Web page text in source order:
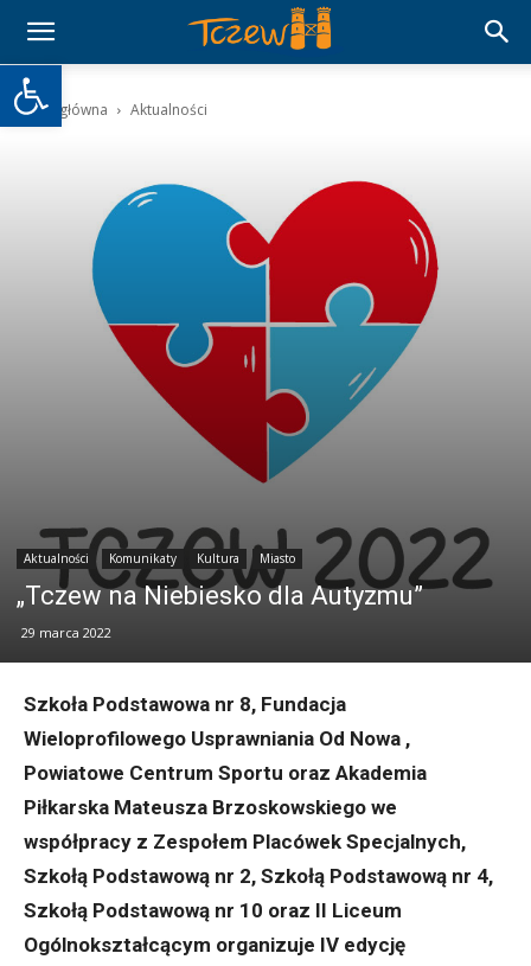
Otwórz pasek narzędzi
Strona główna Aktualności
Aktualności Komunikaty Kultura Miasto
„Tczew na Niebiesko dla Autyzmu”
29 marca 2022
Szkoła Podstawowa nr 8, Fundacja
Wieloprofilowego Usprawniania Od Nowa ,
Powiatowe Centrum Sportu oraz Akademia
Piłkarska Mateusza Brzoskowskiego we
współpracy z Zespołem Placówek Specjalnych,
Szkołą Podstawową nr 2, Szkołą Podstawową nr 4,
Szkołą Podstawową nr 10 oraz II Liceum
Ogólnokształcącym organizuje IV edycję